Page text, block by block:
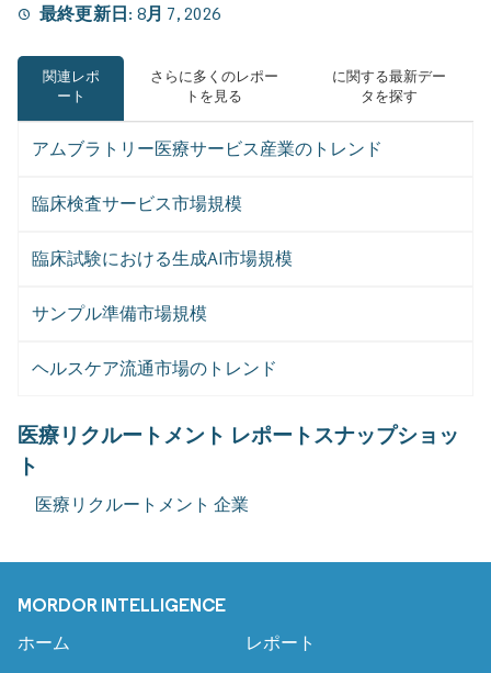
最終更新日: 8月 7, 2026
関連レポ
ート
さらに多くのレポー
トを見る
に関する最新デー
タを探す
アムブラトリー医療サービス産業のトレンド
臨床検査サービス市場規模
臨床試験における生成AI市場規模
サンプル準備市場規模
ヘルスケア流通市場のトレンド
医療リクルートメント レポートスナップショッ
ト
医療リクルートメント 企業
MORDOR INTELLIGENCE
ホーム レポート